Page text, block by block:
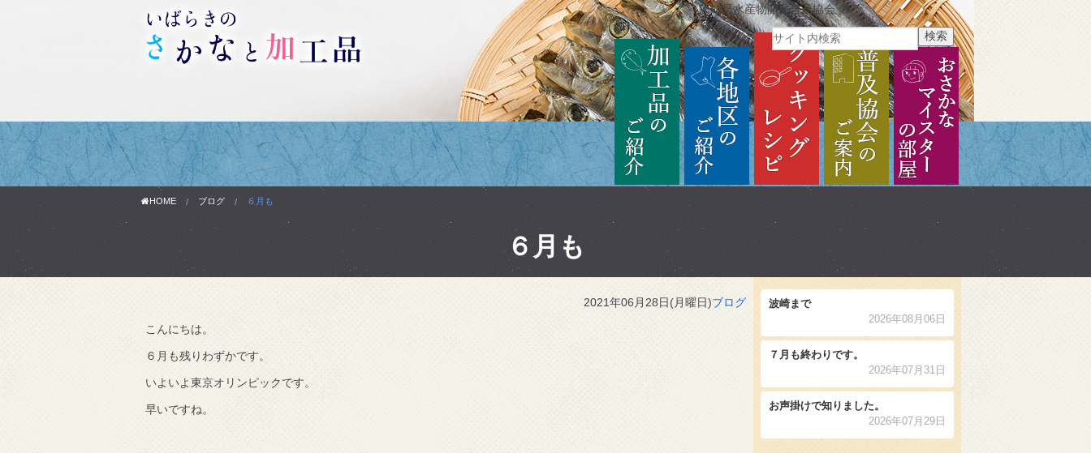
茨城県水産物開発普及協会
おさかなマイスターの部
普及協会のご案内
クッキングレシピ
各地区のご紹介
加工品のご紹介
HOME ブログ ６月も
６月も
2021年06月28日(月曜日)ブログ
こんにちは。
６月も残りわずかです。
いよいよ東京オリンピックです。
早いですね。
波崎まで
2026年08月06日
７月も終わりです。
2026年07月31日
お声掛けで知りました。
2026年07月29日